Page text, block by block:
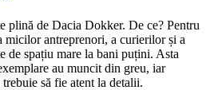
plină de Dacia Dokker. De ce? Pentru
micilor antreprenori, a curierilor și a
de spațiu mare la bani puțini. Asta
au muncit din greu, iar
să fie atent la detalii.